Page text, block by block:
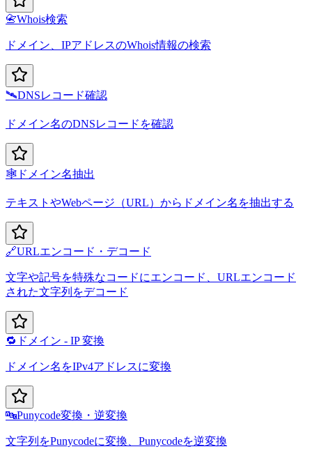
📇Whois検索
ドメイン、IPアドレスのWhois情報の検索
🛰️DNSレコード確認
ドメイン名のDNSレコードを確認
🕸️ ドメイン名抽出
テキストやWebページ（URL）からドメイン名を抽出する
🔗URLエンコード・デコード
文字や記号を特殊なコードにエンコード、URLエンコード
された文字列をデコード
🔁 ドメイン - IP 変換
ドメイン名をIPv4アドレスに変換
🔤Punycode変換・逆変換
文字列をPunycodeに変換、Punycodeを逆変換